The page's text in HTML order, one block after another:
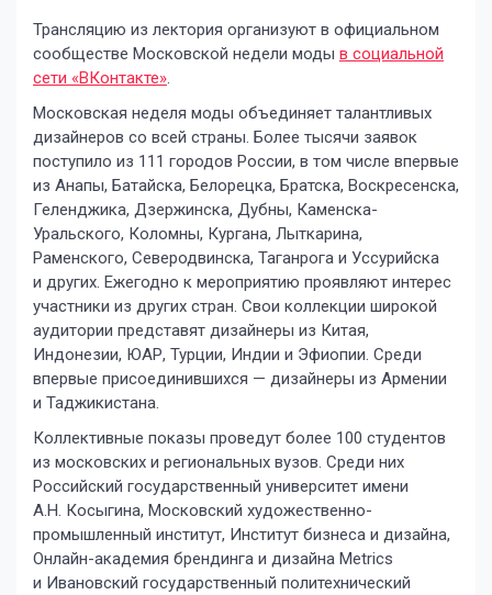
Трансляцию из лектория организуют в официальном
сообществе Московской недели моды в социальной
сети «ВКонтакте»
Московская неделя моды объединяет талантливых
дизайнеров со всей страны. Более тысячи заявок
поступило из 111 городов России, в том числе впервые
из Анапы, Батайска, Белорецка, Братска, Воскресенска,
Геленджика, Дзержинска, Дубны, Каменска-
Уральского, Коломны, Кургана, Лыткарина,
Раменского, Северодвинска, Таганрога и Уссурийска
и других. Ежегодно к мероприятию проявляют интерес
участники из других стран. Свои коллекции широкой
аудитории представят дизайнеры из Китая,
Индонезии, ЮАР, Турции, Индии и Эфиопии. Среди
впервые присоединившихся — дизайнеры из Армении
и Таджикистана.
Коллективные показы проведут более 100 студентов
из московских и региональных вузов. Среди них
Российский государственный университет имени
А.Н. Косыгина, Московский художественно-
промышленный институт, Институт бизнеса и дизайна,
Онлайн-академия брендинга и дизайна Metrics
и Ивановский государственный политехнический